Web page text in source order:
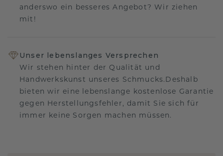
anderswo ein besseres Angebot? Wir ziehen
mit!
Unser lebenslanges Versprechen
Wir stehen hinter der Qualität und
Handwerkskunst unseres Schmucks.Deshalb
bieten wir eine lebenslange kostenlose Garantie
gegen Herstellungsfehler, damit Sie sich für
immer keine Sorgen machen müssen.